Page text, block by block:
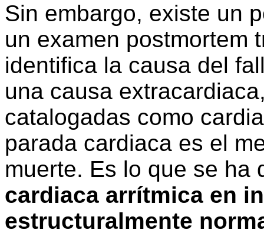
Sin embargo, existe un
un examen postmortem
identifica la causa del
una causa
catalogadas como
parada cardiaca es el
muerte. Es lo que se ha
cardiaca arrítmica en
estructuralmente